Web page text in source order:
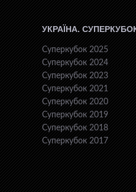
УКРАЇНА.
Суперкубок 2025
Суперкубок 2024
Суперкубок 2023
Суперкубок 2021
Суперкубок 2020
Суперкубок 2019
Суперкубок 2018
Суперкубок 2017